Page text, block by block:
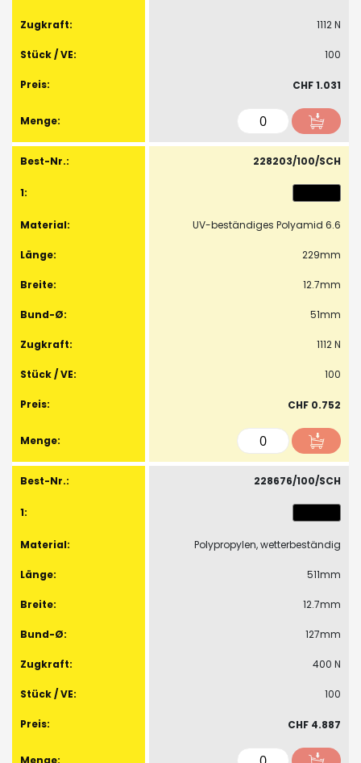
1112 N
100
CHF 1.031
228203/100/SCH
UV-beständiges Polyamid 6.6
229mm
12.7mm
51mm
1112 N
100
CHF 0.752
228676/100/SCH
Polypropylen, wetterbeständig
511mm
12.7mm
127mm
400 N
100
CHF 4.887